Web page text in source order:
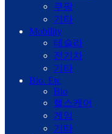
쿠팡
기타
Mobility
테슬라
전기차
기타
Bio. Etc
Bio
헬스케어
게임
기타